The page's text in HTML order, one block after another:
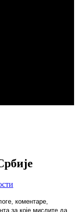
коментаре,
за које мислите да